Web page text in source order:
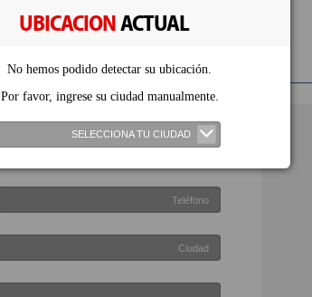
UBICACIONACTUAL
No hemos podido detectar su ubicación.
Por favor, ingrese su ciudad manualmente.
SELECCIONA TU CIUDAD